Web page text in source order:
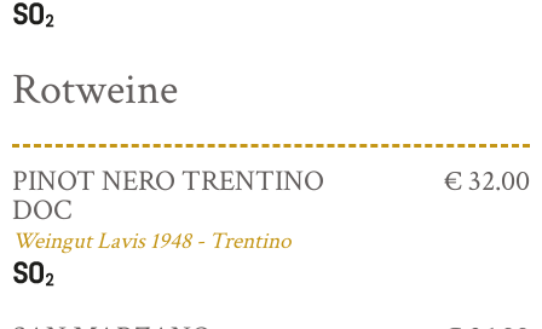
Rotweine
PINOT NERO TRENTINO
DOC
Weingut Lavis 1948 - Trentino
€ 32.00